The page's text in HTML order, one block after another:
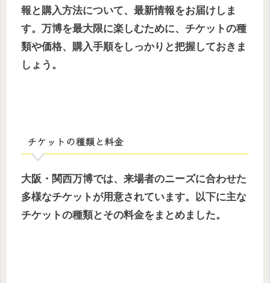
報と購入方法について、最新情報をお届けしま
す。万博を最大限に楽しむために、チケットの種
類や価格、購入手順をしっかりと把握しておきま
しょう。
チケットの種類と料金
大阪・関西万博では、来場者のニーズに合わせた
多様なチケットが用意されています。以下に主な
チケットの種類とその料金をまとめました。